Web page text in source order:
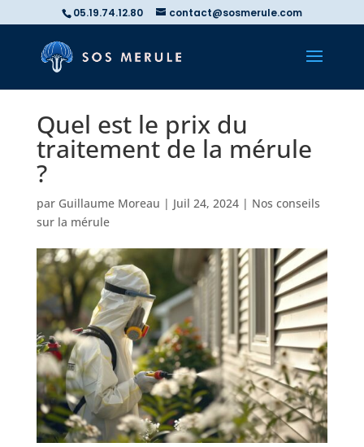
05.19.74.12.80 contact@sosmerule.com
Quel est le prix du
traitement de la mérule
?
par Guillaume Moreau | Juil 24, 2024| Nos conseils
sur la mérule